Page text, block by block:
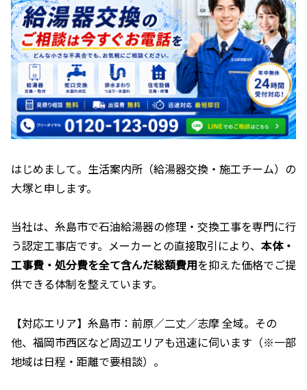
はじめまして。生活案内所（給湯器交換・施工チーム）の
大塚と申します。
当社は、糸島市で石油給湯器の修理・交換工事を専門に行
う認定工事店です。メーカーとの直接取引により、 本体・
工事費・処分費を全て含んだ総額費用を抑えた価格でご提
供できる体制を整えています。
【対応エリア】糸島市：前原／二丈／志摩 全域。その
他、福岡市西区など周辺エリアも迅速に伺います（※一部
地域は日程・距離で要相談）。